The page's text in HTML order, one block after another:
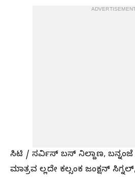
ಸಿಟಿ / ಸರ್ವಿಸ್‌ ಬಸ್‌ ನಿಲ್ದಾಣ, ಬನ್ನಂಜೆ
ಮಾತ್ರವ ಲ್ಲದೇ ಕಲ್ಸಂಕ ಜಂಕ್ಷನ್‌ ಸಿಗ್ನಲ್‌,